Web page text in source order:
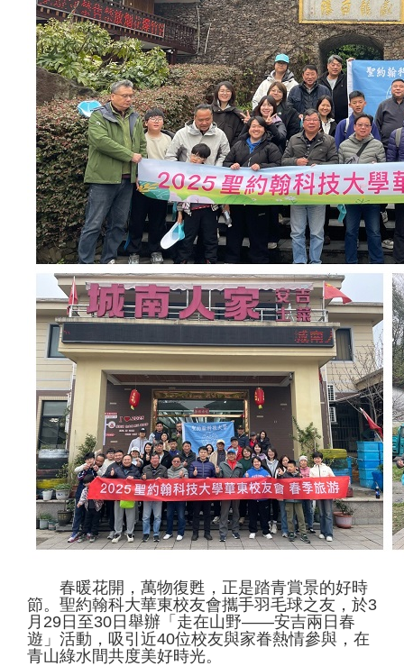
春暖花開，萬物復甦，正是踏青賞景的好時
節。聖約翰科大華東校友會攜手羽毛球之友，於3
月29日至30日舉辦「走在山野——安吉兩日春
遊」活動，吸引近40位校友與家眷熱情參與，在
青山綠水間共度美好時光。